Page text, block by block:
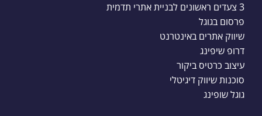
3 צעדים ראשונים לבניית אתרי תדמית
פרסום בגוגל
שיווק אתרים באינטרנט
דרופ שיפינג
עיצוב כרטיס ביקור
סוכנות שיווק דיגיטלי
גוגל שופינג